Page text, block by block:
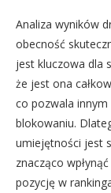
Analiza wyników
obecność
jest kluczowa dla
że jest ona
co pozwala
blokowaniu.
umiejętności jest
znacząco
pozycję w